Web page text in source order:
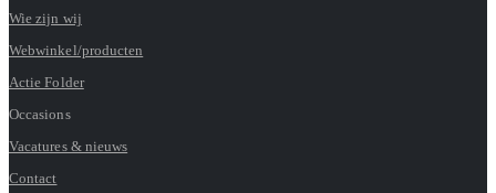
Wie zijn wij
Webwinkel/producten
Actie Folder
Occasions
Vacatures & nieuws
Contact